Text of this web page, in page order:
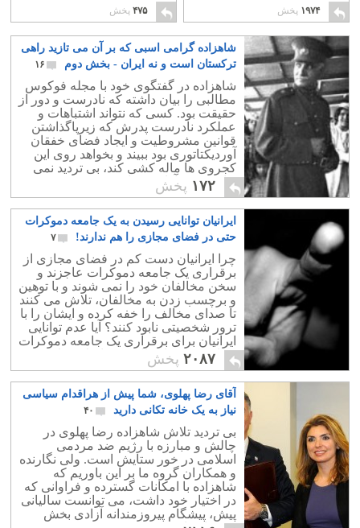
آزاد است
۱۹۷۴ پخش
اسلامی
۴۷۵ پخش
شاهزاده گرامی اسبی که بر آن می تازید راهی
ترکستان است و نه ایران ‪-‬ بخش دوم
۱۶
شاهزاده در گفتگوی خود با مجله فوکوس
مطالبی را بیان داشته که نادرست و دور از
حقیقت بود. کسی که نتواند اشتباهات و
عملکرد نادرست پدرش که زیرپاگذاشتن
قوانین مشروطیت و ایجاد فضای خفقان
آوردیکتاتوری بود ببیند و بخواهد روی این
کجروی ها ماله کشی کند، بی تردید نمی
تواند فردی آزادی خواه و میهن دوست
باشد.
۱۷۲ پخش
ایرانیان توانایی رسیدن به یک جامعه دموکرات
حتی در فضای مجازی را هم ندارند!
۷
چرا ایرانیان دست کم در فضای مجازی از
برقراری یک جامعه دموکرات عاجزند و
سخن مخالفان خود را نمی شوند و با توهین
و برچسب زدن به مخالفان، تلاش می کنند
تا صدای مخالف را خفه کرده و ایشان را با
ترور شخصیتی نابود کنند؟ آیا عدم توانایی
ایرانیان برای برقراری یک جامعه دموکرات
مجازی نتیجه اعمال رژیم اسلامی است؟
۲۰۸۷ پخش
آقای رضا پهلوی، شما پیش از هراقدام سیاسی
نیاز به یک خانه تکانی دارید
۴۰
بی تردید تلاش شاهزاده رضا پهلوی در
چالش و مبارزه با رژیم ضد مردمی
اسلامی در خور ستایش است. ولی نگارنده
و همکاران گروه ما بر این باوریم که
شاهزاده با امکانات گسترده و فراوانی که
در اختیار خود داشت، می توانست سالیانی
پیش، پیشگام پیروزمندانه آزادی بخش